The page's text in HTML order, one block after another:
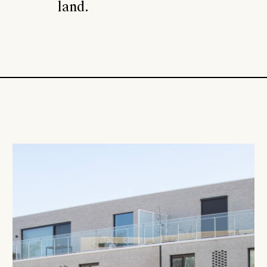
land.